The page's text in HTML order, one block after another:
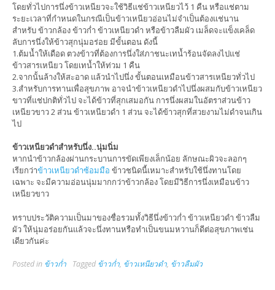
โดยทั่วไปการนึ่งข้าวเหนียวจะใช้วิธีแช่ข้าวเหนียวไว้ 1 คืน หรือแช่ตาม
ระยะเวลาที่กำหนดในกรณีเป็นข้าวเหนียวอ่อนไม่จำเป็นต้องแช่นาน
สำหรับ ข้าวกล้อง ข้าวก่ำ ข้าวเหนียวดำ หรือข้าวลืมผัว เมล็ดจะแข็งเคล็ด
ลับการนึ่งให้ข้าวสุกนุ่มอร่อย มีขั้นตอน ดังนี้
1.ต้มน้ำให้เดือด ตวงข้าวที่ต้องการนึ่งใส่ภาชนะเทน้ำร้อนจัดลงไปแช่
ข้าวสารเหนียว โดยเทน้ำให้ท่วม 1 คืน
2.จากนั้นล้างให้สะอาด แล้วนำไปนึ่ง ขั้นตอนเหมือนข้าวสารเหนียวทั่วไป
3.สำหรับการทานเพื่อสุขภาพ อาจนำข้าวเหนียวดำไปนึ่งผสมกับข้าวเหนียว
ขาวที่แช่ปกติทั่วไป จะได้ข้าวที่สุกเสมอกัน การนึ่งผสมในอัตราส่วนข้าว
เหนียวขาว 2 ส่วน ข้าวเหนียวดำ 1 ส่วน จะได้ข้าวสุกที่สวยงามไม่ดำจนเกิน
ไป
ข้าวเหนียวดำสำหรับนึ่ง..นุ่มนิ่ม
หากนำข้าวกล้องผ่านกระบานการขัดเพียงเล็กน้อย ลักษณะผิวจะลอกๆ
เรียกว่าข้าวเหนียวดำซ้อมมือ ข้าวชนิดนี้เหมาะสำหรับใช้นึ่งทานโดย
เฉพาะ จะมีความอ่อนนุ่มมากกว่าข้าวกล้อง โดยมีวิธีการนึ่งเหมือนข้าว
เหนียวขาว
ทราบประวัติความเป็นมาของชื่อรวมทั้งวิธีนึ่งข้าวก่ำ ข้าวเหนียวดำ ข้าวลืม
ผัว ให้นุ่มอร่อยกันแล้วจะนึ่งทานหรือทำเป็นขนมหวานก็ดีต่อสุขภาพเช่น
เดียวกันค่ะ
Posted in ข้าวก่ำ Tagged ข้าวก่ำ, ข้าวเหนียวดำ, ข้าวลืมผัว